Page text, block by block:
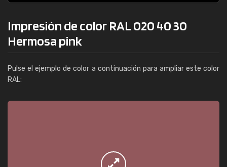
Impresión de color RAL 020 40 30
Hermosa pink
Pulse el ejemplo de color a continuación para ampliar este color
RAL: